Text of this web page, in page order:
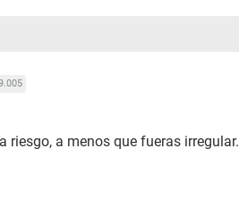
riesgo, a menos que fueras irregular.